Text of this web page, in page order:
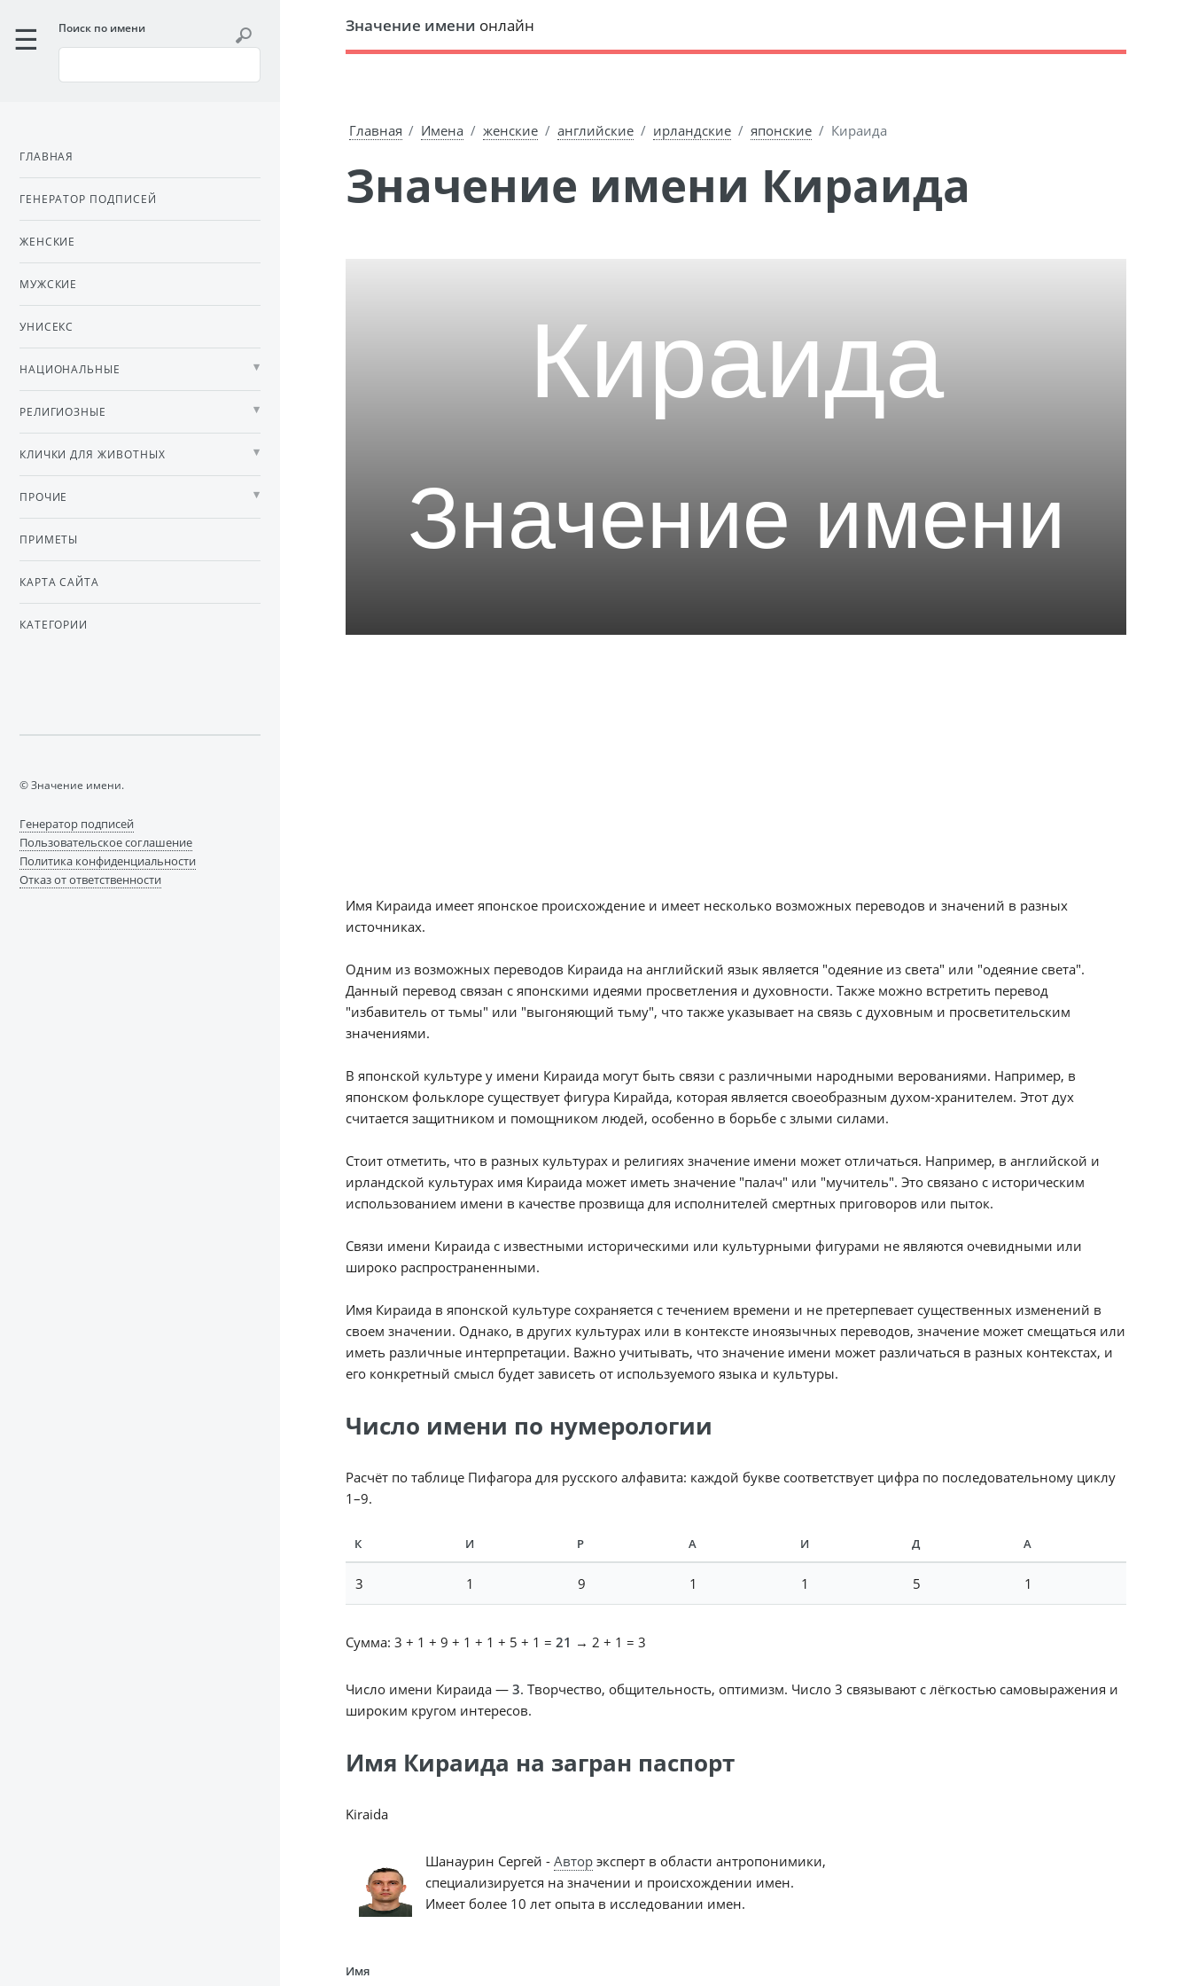
Значение имени онлайн
Главная Имена женские английские ирландские японские Кираида
Значение имени Кираида
Имя Кираида имеет японское происхождение и имеет несколько возможных переводов и значений в разных
источниках.
Одним из возможных переводов Кираида на английский язык является "одеяние из света" или "одеяние света".
Данный перевод связан с японскими идеями просветления и духовности. Также можно встретить перевод
"избавитель от тьмы" или "выгоняющий тьму", что также указывает на связь с духовным и просветительским
значениями.
В японской культуре у имени Кираида могут быть связи с различными народными верованиями. Например, в
японском фольклоре существует фигура Кирайда, которая является своеобразным духом-хранителем. Этот дух
считается защитником и помощником людей, особенно в борьбе с злыми силами.
Стоит отметить, что в разных культурах и религиях значение имени может отличаться. Например, в английской и
ирландской культурах имя Кираида может иметь значение "палач" или "мучитель". Это связано с историческим
использованием имени в качестве прозвища для исполнителей смертных приговоров или пыток.
Связи имени Кираида с известными историческими или культурными фигурами не являются очевидными или
широко распространенными.
Имя Кираида в японской культуре сохраняется с течением времени и не претерпевает существенных изменений в
своем значении. Однако, в других культурах или в контексте иноязычных переводов, значение может смещаться или
иметь различные интерпретации. Важно учитывать, что значение имени может различаться в разных контекстах, и
его конкретный смысл будет зависеть от используемого языка и культуры.
Число имени по нумерологии
Расчёт по таблице Пифагора для русского алфавита: каждой букве соответствует цифра по последовательному циклу
1–9.
К И Р А И Д А
3 1 9 1 1 5 1
Сумма: 3 + 1 + 9 + 1 + 1 + 5 + 1 = 21 → 2 + 1 = 3
Число имени Кираида — 3. Творчество, общительность, оптимизм. Число 3 связывают с лёгкостью самовыражения и
широким кругом интересов.
Имя Кираида на загран паспорт
Kiraida
Шанаурин Сергей - Авторэксперт в области антропонимики,
специализируется на значении и происхождении имен.
Имеет более 10 лет опыта в исследовании имен.
Имя
Поиск по имени
ГЛАВНАЯ
ГЕНЕРАТОР ПОДПИСЕЙ
ЖЕНСКИЕ
МУЖСКИЕ
УНИСЕКС
НАЦИОНАЛЬНЫЕ
РЕЛИГИОЗНЫЕ
КЛИЧКИ ДЛЯ ЖИВОТНЫХ
ПРОЧИЕ
ПРИМЕТЫ
КАРТА САЙТА
КАТЕГОРИИ
© Значение имени.
Генератор подписей
Пользовательское соглашение
Политика конфиденциальности
Отказ от ответственности